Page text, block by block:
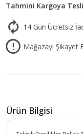
Tahmini Kargoya
14 Gün Ücretsiz
Mağazayı Şikayet
Ürün Bilgisi